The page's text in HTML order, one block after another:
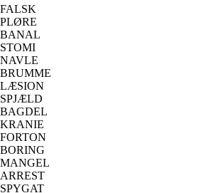
FALSK
PLØRE
BANAL
STOMI
NAVLE
BRUMME
LÆSION
SPJÆLD
BAGDEL
KRANIE
FORTON
BORING
MANGEL
ARREST
SPYGAT